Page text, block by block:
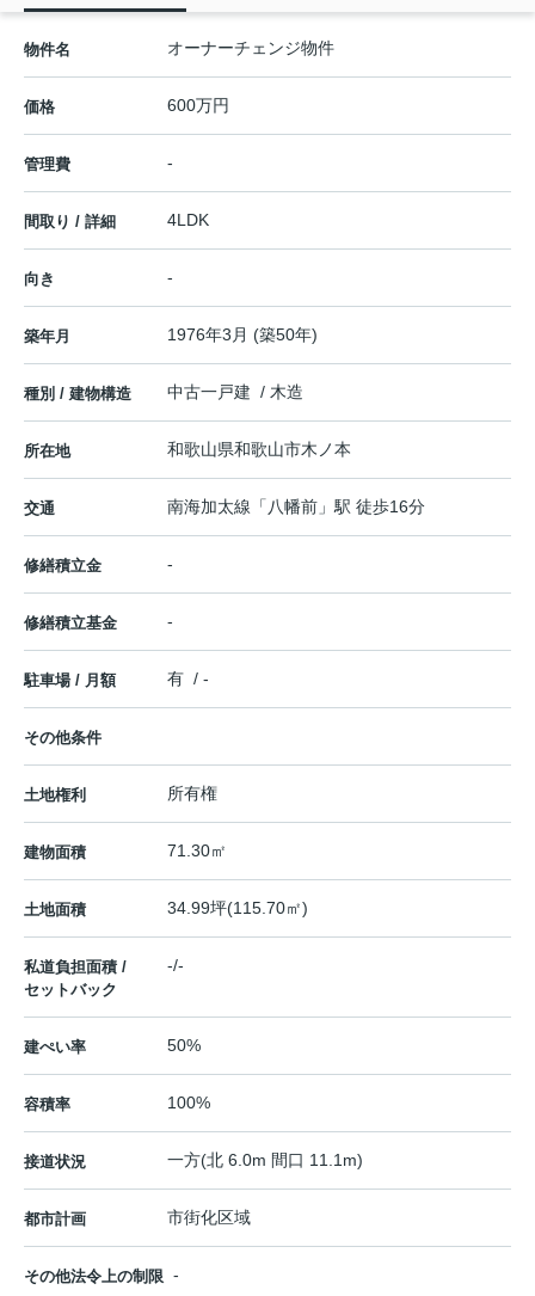
物件名 オーナーチェンジ物件
価格 600万円
管理費 -
間取り / 詳細 4LDK
向き -
築年月 1976年3月 (築50年)
種別 / 建物構造 中古一戸建 / 木造
所在地 和歌山県和歌山市木ノ本
交通 南海加太線 「 八幡前 」駅 徒歩16分
修繕積立金 -
修繕積立基金 -
駐車場 / 月額 有 / -
その他条件
土地権利 所有権
建物面積 71.30㎡
土地面積 34.99坪(115.70㎡)
私道負担面積 /
セットバック
-/-
建ぺい率 50%
容積率 100%
接道状況 一方(北 6.0m 間口 11.1m)
都市計画 市街化区域
その他法令上の制限 -